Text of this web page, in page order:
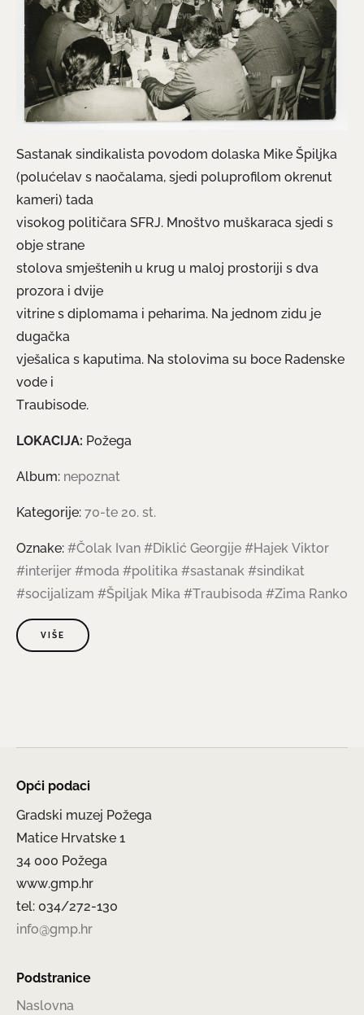
Sastanak sindikalista povodom dolaska Mike Špiljka
(polućelav s naočalama, sjedi poluprofilom okrenut
kameri) tada
visokog političara SFRJ. Mnoštvo muškaraca sjedi s
obje strane
stolova smještenih u krug u maloj prostoriji s dva
prozora i dvije
vitrine s diplomama i peharima. Na jednom zidu je
dugačka
vješalica s kaputima. Na stolovima su boce Radenske
vode i
Traubisode.
LOKACIJA: Požega
Album: nepoznat
Kategorije: 70-te 20. st.
Oznake: #Čolak Ivan #Diklić Georgije #Hajek Viktor
#interijer #moda #politika #sastanak #sindikat
#socijalizam #Špiljak Mika #Traubisoda #Zima Ranko
VIŠE
Opći podaci
Gradski muzej Požega
Matice Hrvatske 1
34 000 Požega
www.gmp.hr
tel: 034/272-130
info@gmp.hr
Podstranice
Naslovna